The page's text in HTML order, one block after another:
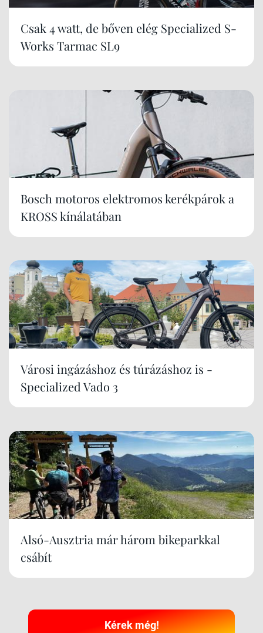
Csak 4 watt, de bőven elég Specialized S-
Works Tarmac SL9
Bosch motoros elektromos kerékpárok a
KROSS kínálatában
Városi ingázáshoz és túrázáshoz is -
Specialized Vado 3
Alsó-Ausztria már három bikeparkkal
csábít
Kérek még!